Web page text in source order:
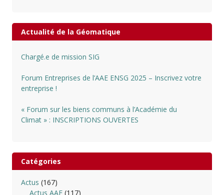
Actualité de la Géomatique
Chargé.e de mission SIG
Forum Entreprises de l’AAE ENSG 2025 – Inscrivez votre
entreprise !
« Forum sur les biens communs à l’Académie du
Climat » : INSCRIPTIONS OUVERTES
Catégories
Actus (167)
Actus AAE (117)